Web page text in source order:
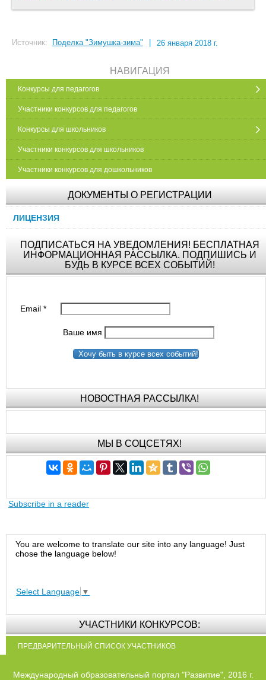
Источник: Поделка "Зимушка-зима" 26 января 2018 г.
НАВИГАЦИЯ
Конкурсы для педагогов
Участники конкурсов для педагогов
Конкурсы для школьников
Участники конкурсов для школьников
Участники конкурсов для дошкольников
ДОКУМЕНТЫ О РЕГИСТРАЦИИ
ЛИЦЕНЗИЯ
ПОДПИСАТЬСЯ НА УВЕДОМЛЕНИЯ! БЕСПЛАТНАЯ
ИНФОРМАЦИОННАЯ РАССЫЛКА. ПОДПИШИСЬ И
БУДЬ В КУРСЕ ВСЕХ СОБЫТИЙ!
Email*
Ваше имя
Хочу быть в курсе всех событий!
НОВОСТНАЯ РАССЫЛКА!
МЫ В СОЦСЕТЯХ!
Subscribe in a reader
You are welcome to translate our site into any language! Just
chose the language below!
Select Language ▼
УЧАСТНИКИ КОНКУРСОВ:
ПРЕДВАРИТЕЛЬНЫЙ СПИСОК УЧАСТНИКОВ
Международный образовательный портал "Развитие", 2016 г.